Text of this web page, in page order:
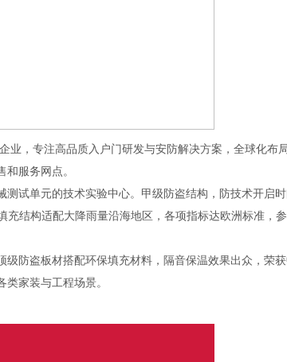
，专注高品质入户门研发与安防解决方案，全球化布
服务网点。
试单元的技术实验中心。甲级防盗结构，防技术开启
结构适配大降雨量沿海地区，各项指标达欧洲标准，
防盗板材搭配环保填充材料，隔音保温效果出众，荣获
家装与工程场景。